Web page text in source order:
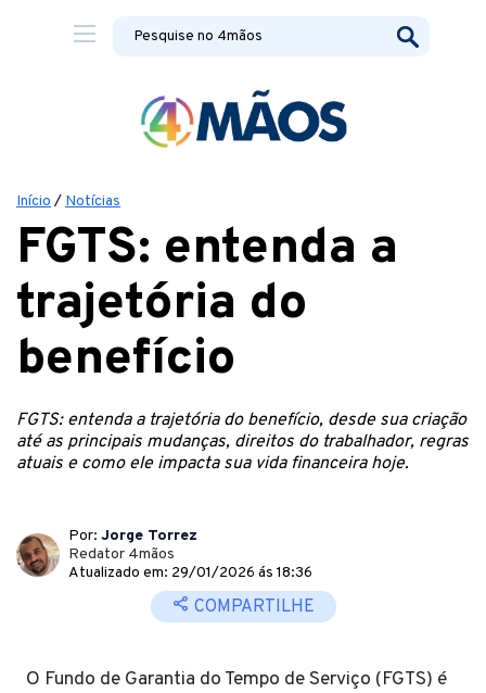
Início / Notícias
FGTS: entenda a
trajetória do
benefício
FGTS: entenda a trajetória do benefício, desde sua criação
até as principais mudanças, direitos do trabalhador, regras
atuais e como ele impacta sua vida financeira hoje.
Por: Jorge Torrez
Redator 4mãos
Atualizado em: 29/01/2026 ás 18:36
COMPARTILHE
O Fundo de Garantia do Tempo de Serviço (FGTS) é